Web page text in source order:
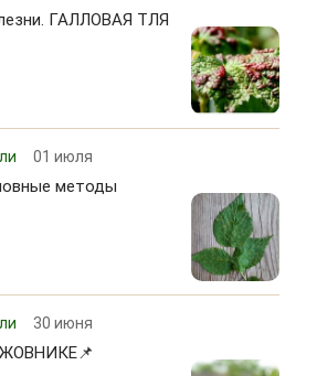
ГАЛЛОВАЯ ТЛЯ
01 июля
методы
30 июня